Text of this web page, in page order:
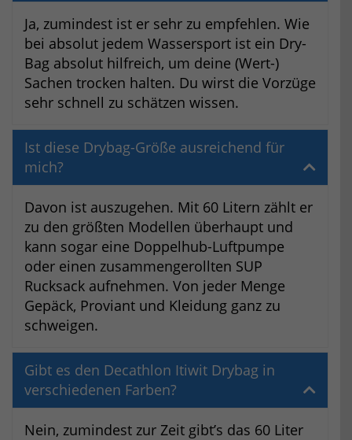
Ja, zumindest ist er sehr zu empfehlen. Wie
bei absolut jedem Wassersport ist ein Dry-
Bag absolut hilfreich, um deine (Wert-)
Sachen trocken halten. Du wirst die Vorzüge
sehr schnell zu schätzen wissen.
Ist diese Drybag-Größe ausreichend für
mich?
Davon ist auszugehen. Mit 60 Litern zählt er
zu den größten Modellen überhaupt und
kann sogar eine Doppelhub-Luftpumpe
oder einen zusammengerollten SUP
Rucksack aufnehmen. Von jeder Menge
Gepäck, Proviant und Kleidung ganz zu
schweigen.
Gibt es den Decathlon Itiwit Drybag in
verschiedenen Farben?
Nein, zumindest zur Zeit gibt’s das 60 Liter